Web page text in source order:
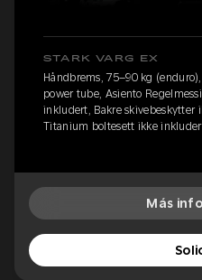
STARK VARG EX
Håndbrems, 75–90 kg
power tube, Asiento
inkludert, Bakre skivebeskytter
Titanium boltesett ikke
Más